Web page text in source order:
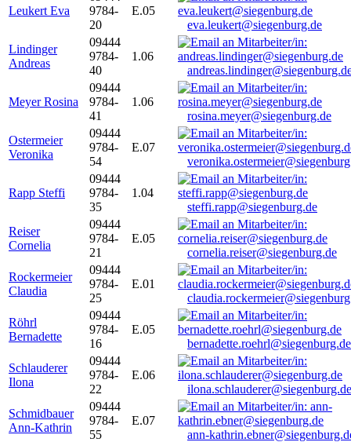
Leukert Eva
9784-
20
E.05
eva.leukert@siegenburg.de
Lindinger
Andreas
09444
9784-
40
1.06
Meyer Rosina
09444
9784-
41
1.06
rosina.meyer@siegenburg.de
Ostermeier
Veronika
09444
9784-
54
E.07
Rapp Steffi
09444
9784-
35
1.04
steffi.rapp@siegenburg.de
Reiser
Cornelia
09444
9784-
21
E.05
cornelia.reiser@siegenburg.de
Rockermeier
Claudia
09444
9784-
25
E.01
Röhrl
Bernadette
09444
9784-
16
E.05
bernadette.roehrl@siegenburg.de
Schlauderer
Ilona
09444
9784-
22
E.06
ilona.schlauderer@siegenburg.de
Schmidbauer
Ann-Kathrin
09444
9784-
55
E.07
ann-